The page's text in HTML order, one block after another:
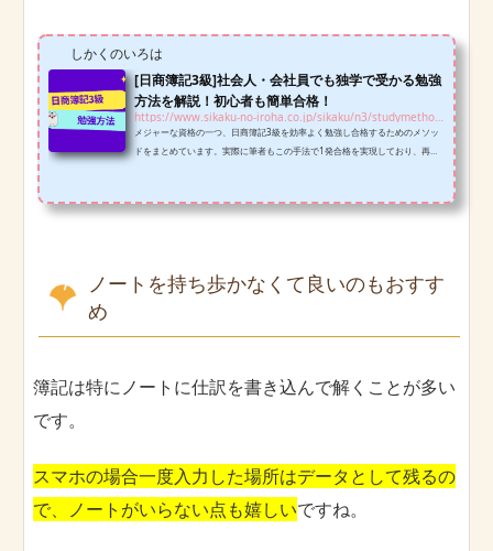
しかくのいろは
[日商簿記3級]社会人・会社員でも独学で受かる勉強
方法を解説！初心者も簡単合格！
https://www.sikaku-no-iroha.co.jp/sikaku/n3/studymethod-n3
メジャーな資格の一つ、日商簿記3級を効率よく勉強し合格するためのメソッ
ドをまとめています。実際に筆者もこの手法で1発合格を実現しており、再現
ノートを持ち歩かなくて良いのもおすす
め
簿記は特にノートに仕訳を書き込んで解くことが多い
です。
スマホの場合一度入力した場所はデータとして残るの
で、ノートがいらない点も嬉しいですね。